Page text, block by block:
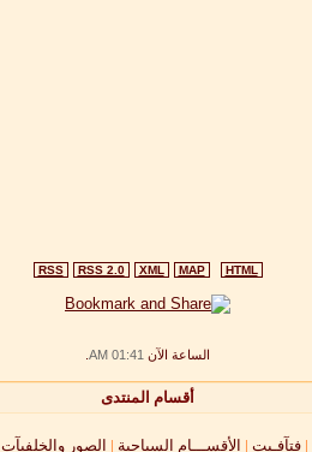
RSS RSS 2.0 XML MAP HTML
الساعة الآن 01:41 AM
أقسام المنتدى
| فتآفـيت | الأقســـام السياحية | الصور والخلفيآت